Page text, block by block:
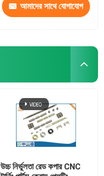
আমাদের সাথে যোগাযোগ
উচ্চ নির্ভুলতা রেড কপার CNC